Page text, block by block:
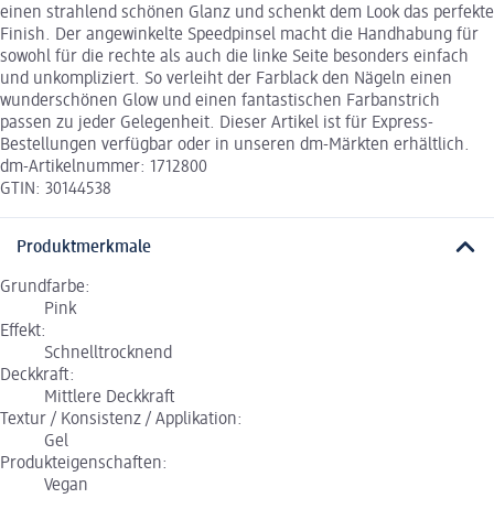
einen strahlend schönen Glanz und schenkt dem Look das perfekte
Finish. Der angewinkelte Speedpinsel macht die Handhabung für
sowohl für die rechte als auch die linke Seite besonders einfach
und unkompliziert. So verleiht der Farblack den Nägeln einen
wunderschönen Glow und einen fantastischen Farbanstrich
passen zu jeder Gelegenheit. Dieser Artikel ist für Express-
Bestellungen verfügbar oder in unseren dm-Märkten erhältlich.
dm-Artikelnummer: 1712800
GTIN: 30144538
Produktmerkmale
Grundfarbe:
Pink
Effekt:
Schnelltrocknend
Deckkraft:
Mittlere Deckkraft
Textur / Konsistenz / Applikation:
Gel
Produkteigenschaften:
Vegan